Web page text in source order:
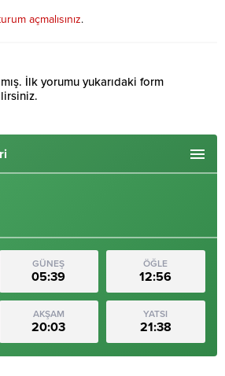
açmalısınız.
İlk yorumu yukarıdaki form
GÜNEŞ
05:39
ÖĞLE
12:56
AKŞAM
20:03
YATSI
21:38